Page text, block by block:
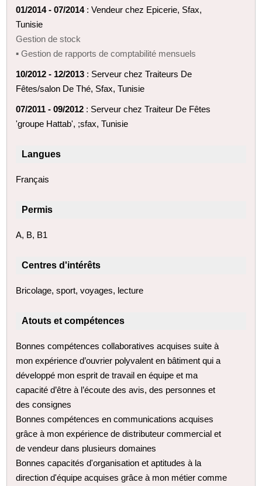
01/2014 - 07/2014: Vendeur chez Epicerie, Sfax,
Tunisie
Gestion de stock
▪ Gestion de rapports de comptabilité mensuels
10/2012 - 12/2013 : Serveur chez Traiteurs De
Fêtes/salon De Thé, Sfax, Tunisie
07/2011 - 09/2012 : Serveur chez Traiteur De Fêtes
'groupe Hattab', ;sfax, Tunisie
Langues
Français
Permis
A, B, B1
Centres d'intérêts
Bricolage, sport, voyages, lecture
Atouts et compétences
Bonnes compétences collaboratives acquises suite à
mon expérience d’ouvrier polyvalent en bâtiment qui a
développé mon esprit de travail en équipe et ma
capacité d’être à l’écoute des avis, des personnes et
des consignes
Bonnes compétences en communications acquises
grâce à mon expérience de distributeur commercial et
de vendeur dans plusieurs domaines
Bonnes capacités d'organisation et aptitudes à la
direction d'équipe acquises grâce à mon métier comme